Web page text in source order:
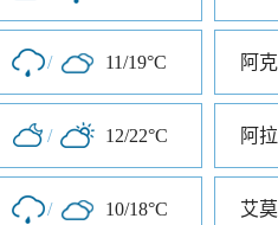
/ 11/19°C 阿
/ 12/22°C 阿
/ 10/18°C 艾